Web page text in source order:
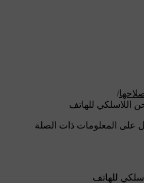
/
اللاسلكي للهاتف
على المعلومات ذات الصلة
للهاتف